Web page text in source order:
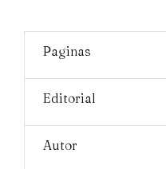
Paginas
Editorial
Autor